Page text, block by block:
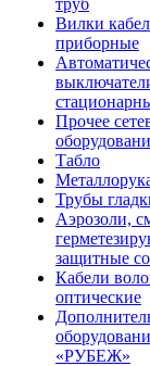
труб
Вилки
приборные
Прочее
Табло
Трубы
Аэрозоли,
защитные
Кабели
оптические
«РУБЕЖ»